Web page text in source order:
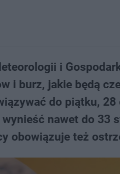
i
i burz, jakie będą
do piątku,
nawet do 33
obowiązuje też